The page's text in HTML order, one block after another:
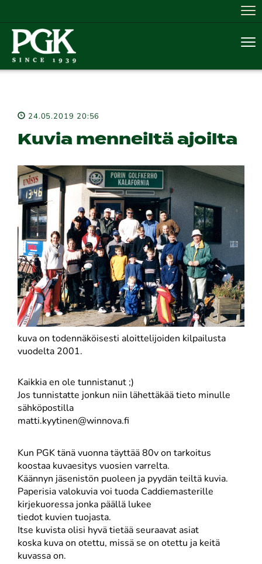
24.05.2019 20:56
Kuvia menneiltä ajoilta
kuva on todennäköisesti aloittelijoiden kilpailusta
vuodelta 2001.
Kaikkia en ole tunnistanut ;)
Jos tunnistatte jonkun niin lähettäkää tieto minulle
sähköpostilla
matti.kyytinen@winnova.fi
Kun PGK tänä vuonna täyttää 80v on tarkoitus
koostaa kuvaesitys vuosien varrelta.
Käännyn jäsenistön puoleen ja pyydän teiltä kuvia.
Paperisia valokuvia voi tuoda Caddiemasterille
kirjekuoressa jonka päällä lukee
tiedot kuvien tuojasta.
Itse kuvista olisi hyvä tietää seuraavat asiat
koska kuva on otettu, missä se on otettu ja keitä
kuvassa on.